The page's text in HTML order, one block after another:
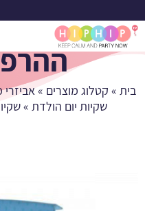
שקיות
בית » קטלוג מוצרים »
שקיות יום הולדת »